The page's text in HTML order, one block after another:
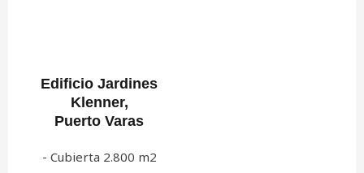
Edificio Jardines
Klenner,
Puerto Varas
- Cubierta 2.800 m2